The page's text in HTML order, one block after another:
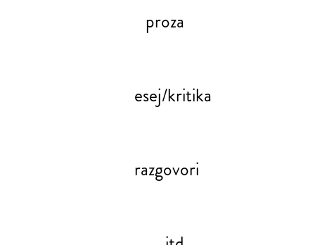
proza
esej/kritika
razgovori